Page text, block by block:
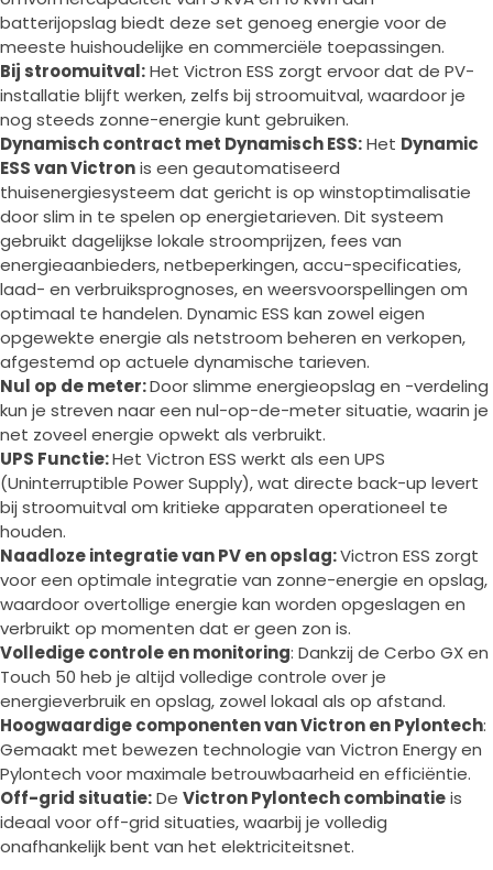
batterijopslag biedt deze set genoeg energie voor de
meeste huishoudelijke en commerciële toepassingen.
Bij stroomuitval:Het Victron ESS zorgt ervoor dat de PV-
installatie blijft werken, zelfs bij stroomuitval, waardoor je
nog steeds zonne-energie kunt gebruiken.
Dynamisch contract met Dynamisch ESS:Het Dynamic
ESS van Victronis een geautomatiseerd
thuisenergiesysteem dat gericht is op winstoptimalisatie
door slim in te spelen op energietarieven. Dit systeem
gebruikt dagelijkse lokale stroomprijzen, fees van
energieaanbieders, netbeperkingen, accu-specificaties,
laad- en verbruiksprognoses, en weersvoorspellingen om
optimaal te handelen. Dynamic ESS kan zowel eigen
opgewekte energie als netstroom beheren en verkopen,
afgestemd op actuele dynamische tarieven.
Nul op de meter:Door slimme energieopslag en -verdeling
kun je streven naar een nul-op-de-meter situatie, waarin je
net zoveel energie opwekt als verbruikt.
UPS Functie:Het Victron ESS werkt als een UPS
(Uninterruptible Power Supply), wat directe back-up levert
bij stroomuitval om kritieke apparaten operationeel te
houden.
Naadloze integratie van PV en opslag:Victron ESS zorgt
voor een optimale integratie van zonne-energie en opslag,
waardoor overtollige energie kan worden opgeslagen en
verbruikt op momenten dat er geen zon is.
Volledige controle en monitoring: Dankzij de Cerbo GX en
Touch 50 heb je altijd volledige controle over je
energieverbruik en opslag, zowel lokaal als op afstand.
Hoogwaardige componenten van Victron en Pylontech:
Gemaakt met bewezen technologie van Victron Energy en
Pylontech voor maximale betrouwbaarheid en efficiëntie.
Off-grid situatie:De Victron Pylontech combinatieis
ideaal voor off-grid situaties, waarbij je volledig
onafhankelijk bent van het elektriciteitsnet.